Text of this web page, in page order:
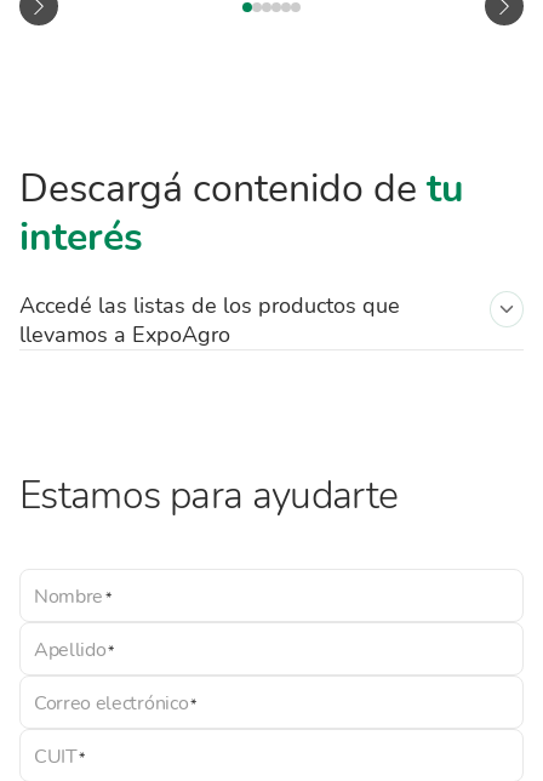
Descargá contenido detu
interés
Accedé las listas de los productos que
llevamos a ExpoAgro
Lista-Generadores-Alquileres
Estamos para ayudarte
Nombre
Apellido
Correo electrónico
CUIT